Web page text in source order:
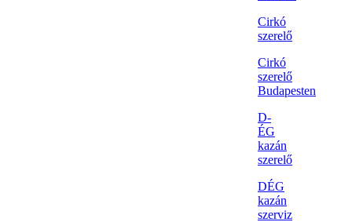
Cirkó
szerelő
Cirkó
szerelő
Budapesten
D-
ÉG
kazán
szerelő
DÉG
kazán
szerviz